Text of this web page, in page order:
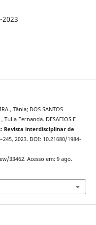
, Tânia; DOS SANTOS
Tulia Fernanda. DESAFIOS E
Revista interdisciplinar de
2023. DOI: 10.21680/1984-
33462. Acesso em: 9 ago.